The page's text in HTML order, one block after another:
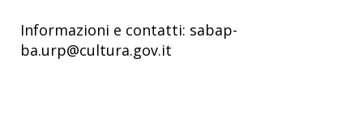
Informazioni e contatti: sabap-
ba.urp@cultura.gov.it